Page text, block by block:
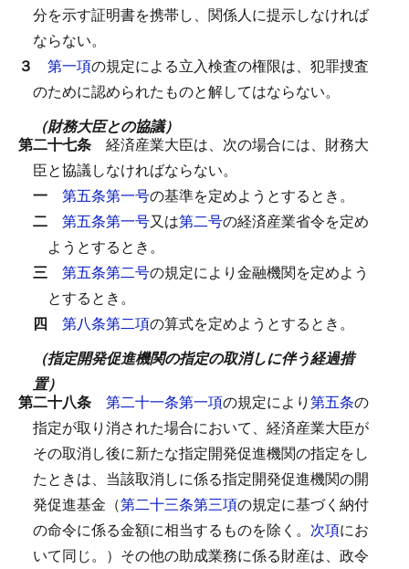
分を示す証明書を携帯し、関係人に提示しなければ
ならない。
３ 第一項の規定による立入検査の権限は、犯罪捜査
のために認められたものと解してはならない。
（財務大臣との協議）
第二十七条 経済産業大臣は、次の場合には、財務大
臣と協議しなければならない。
一 第五条第一号の基準を定めようとするとき。
二 第五条第一号又は第二号の経済産業省令を定め
ようとするとき。
三 第五条第二号の規定により金融機関を定めよう
とするとき。
四 第八条第二項の算式を定めようとするとき。
（指定開発促進機関の指定の取消しに伴う経過措
置）
第二十八条 第二十一条第一項の規定により第五条の
指定が取り消された場合において、経済産業大臣が
その取消し後に新たな指定開発促進機関の指定をし
たときは、当該取消しに係る指定開発促進機関の開
発促進基金（第二十三条第三項の規定に基づく納付
の命令に係る金額に相当するものを除く。 次項にお
いて同じ。）その他の助成業務に係る財産は、政令